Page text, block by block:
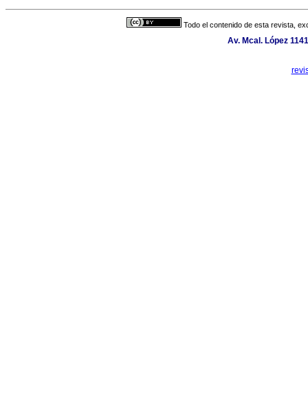
Todo el contenido de esta revista,
Av. Mcal. López